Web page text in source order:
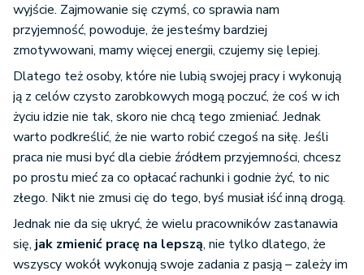
wyjście. Zajmowanie się czymś, co sprawia nam
przyjemność, powoduje, że jesteśmy bardziej
zmotywowani, mamy więcej energii, czujemy się lepiej.
Dlatego też osoby, które nie lubią swojej pracy i wykonują
ją z celów czysto zarobkowych mogą poczuć, że coś w ich
życiu idzie nie tak, skoro nie chcą tego zmieniać. Jednak
warto podkreślić, że nie warto robić czegoś na siłę. Jeśli
praca nie musi być dla ciebie źródłem przyjemności, chcesz
po prostu mieć za co opłacać rachunki i godnie żyć, to nic
złego. Nikt nie zmusi cię do tego, byś musiał iść inną drogą.
Jednak nie da się ukryć, że wielu pracowników zastanawia
się, jak zmienić pracę na lepszą, nie tylko dlatego, że
wszyscy wokół wykonują swoje zadania z pasją – zależy im